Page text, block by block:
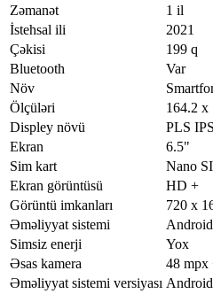
Zəmanət
1 il
İstehsal ili
2021
Çəkisi
199 q
Bluetooth
Var
Növ
Ölçüləri
164.2 x
Displey növü
PLS IPS
Ekran
6.5"
Sim kart
Nano
Ekran görüntüsü
HD +
Görüntü imkanları
720 x
Əməliyyat sistemi
Android
Simsiz enerji
Yox
Əsas kamera
48 mpx
Əməliyyat sistemi versiyası Android